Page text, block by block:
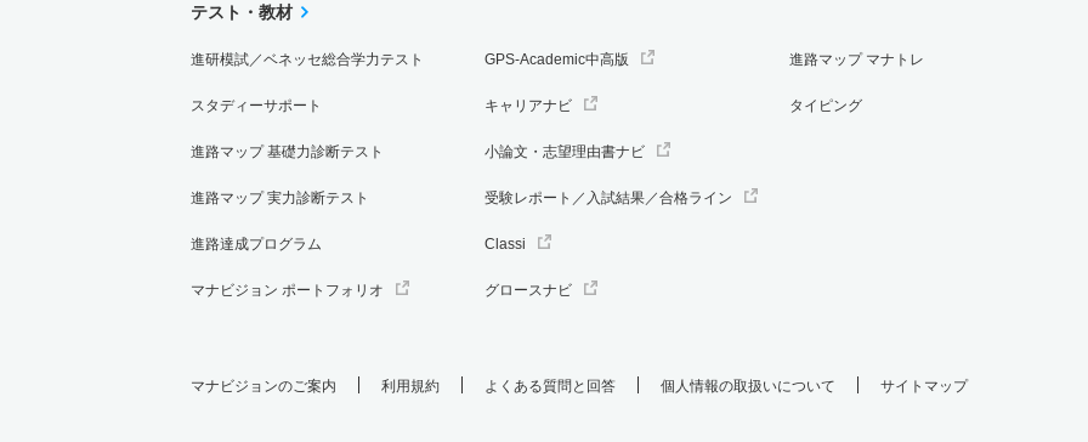
テスト・教材
進研模試／ベネッセ総合学力テスト
スタディーサポート
進路マップ 基礎力診断テスト
進路マップ 実力診断テスト
進路達成プログラム
マナビジョン ポートフォリオ
GPS-Academic中高版
キャリアナビ
小論文・志望理由書ナビ
受験レポート／入試結果／合格ライン
Classi
グロースナビ
進路マップ マナトレ
タイピング
マナビジョンのご案内 利用規約 よくある質問と回答 個人情報の取扱いについて サイトマップ